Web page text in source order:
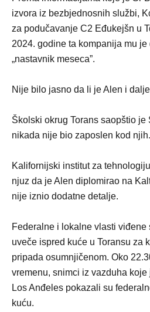
izvora iz bezbjednosnih službi,
za podučavanje C2 Eđukejšn u
2024. godine ta kompanija mu
„nastavnik meseca”.
Nije bilo jasno da li je Alen i
Školski okrug Torans saopštio
nikada nije bio zaposlen kod njih.
Kalifornijski institut za
njuz da je Alen diplomirao na
nije iznio dodatne detalje.
Federalne i lokalne vlasti viđene
uveče ispred kuće u Toransu za
pripada osumnjičenom. Oko
vremenu, snimci iz vazduha
Los Anđeles pokazali su
kuću.